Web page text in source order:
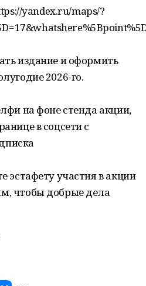
yandex.ru/maps/?
издание и оформить
2026-го.
на фоне стенда акции,
в соцсети с
эстафету участия в акции
чтобы добрые дела